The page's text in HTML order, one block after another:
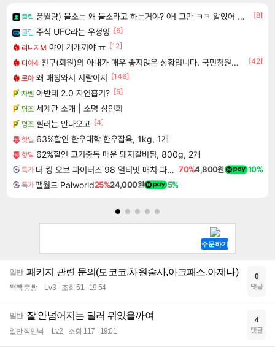
클립 풍월량) 물소는 왜 물소라고 하는거야? 아! 그만 ㅋㅋ 알았어 ㅋㅋ
[8]
클립 주식 UFC라는 우정잉 [6]
리니지M 야이 개개끼야 ㅠ [12]
디아4 친구(회원)의 아내가 매우 좋지않은 상황입니다. 국민청원동의를 부탁드립니다.(췌장암 신약)
[42]
로아 왜 매칭와서 지랄이지 [146]
차벤 아반테 2.0 자연흡기? [5]
명조 세계관 소개 | 소명 상인회
명조 힐러는 안나오고 [4]
핫딜 63%할인 한우대학 한우잡육, 1kg, 1개
핫딜 62%할인 고기중독 매운 돼지갈비찜, 800g, 2개
특가 더 킹 오브 파이터즈 98 얼티밋 매치 파이널 에디션 THE KING OF FIGHTERS 98 ULTIMATE MATCH FINAL EDITION 70%4,800원 10%
특가 팰월드 Palworld25%24,000원 5%
일반 패키지 관련 문의(모코코,차원술사,아크패스,아제나)
짹짹뿡빵 Lv.3 조회 51 19:54
0
댓글
일반 잘 안넘어지는 딜러 뭐있을까여
일반적인닉 Lv.2 조회 117 19:01
4
댓글